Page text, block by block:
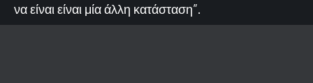
να είναι είναι μία άλλη κατάσταση”.